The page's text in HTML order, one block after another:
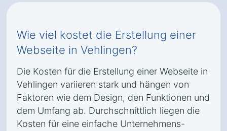
Wie viel kostet die Erstellung einer
Webseite in Vehlingen?
Die Kosten für die Erstellung einer Webseite in
Vehlingen variieren stark und hängen von
Faktoren wie dem Design, den Funktionen und
dem Umfang ab. Durchschnittlich liegen die
Kosten für eine einfache Unternehmens-